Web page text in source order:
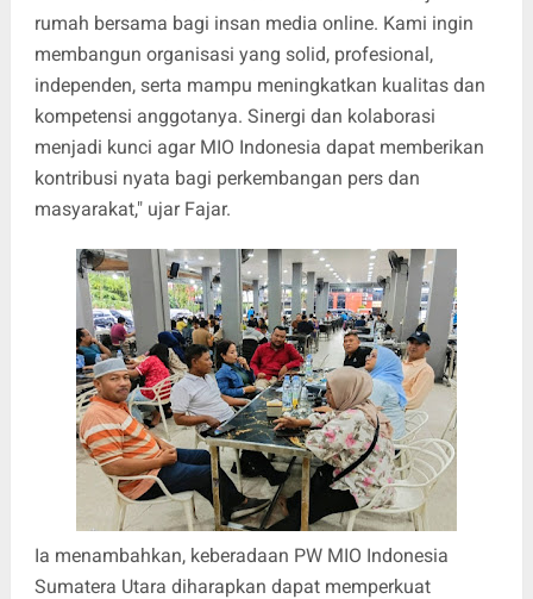
rumah bersama bagi insan media online. Kami ingin
membangun organisasi yang solid, profesional,
independen, serta mampu meningkatkan kualitas dan
kompetensi anggotanya. Sinergi dan kolaborasi
menjadi kunci agar MIO Indonesia dapat memberikan
kontribusi nyata bagi perkembangan pers dan
masyarakat," ujar Fajar.
Ia menambahkan, keberadaan PW MIO Indonesia
Sumatera Utara diharapkan dapat memperkuat